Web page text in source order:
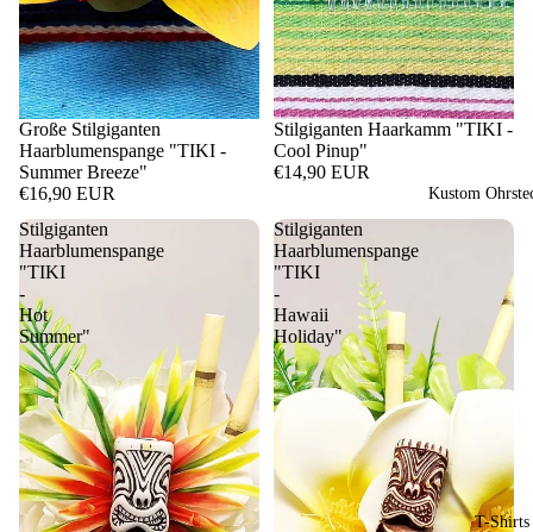
Kustom
T-Shirts
Große Stilgiganten
Haarblumenspange "TIKI -
Summer Breeze"
€16,90 EUR
Stilgiganten Haarkamm "TIKI -
Cool Pinup"
€14,90 EUR
Stilgiganten
Haarblumenspange
"TIKI
-
Hot
Summer"
Stilgiganten
Haarblumenspange
"TIKI
-
Hawaii
Holiday"